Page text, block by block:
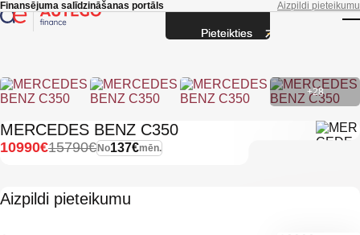
Skip to main content
Finansējuma salīdzināšanas portāls Aizpildi pieteikumu
+28
MERCEDES BENZ C350
No137€mēn.
15790€
10990€
Aizpildi pieteikumu